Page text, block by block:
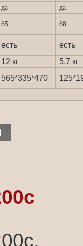
да
да
65 68
есть
есть
12 кг 5,7 кг
565*335*470